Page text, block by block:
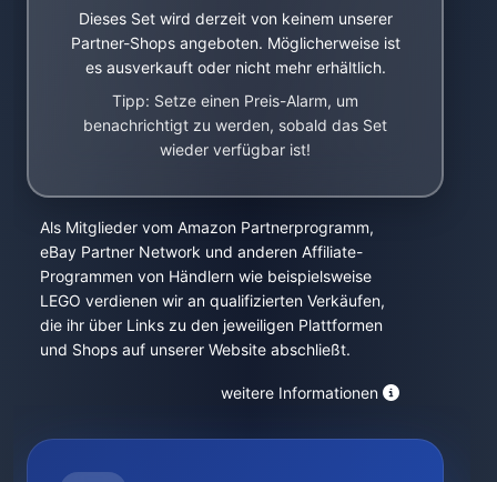
Dieses Set wird derzeit von keinem unserer
Partner-Shops angeboten. Möglicherweise ist
es ausverkauft oder nicht mehr erhältlich.
Tipp: Setze einen Preis-Alarm, um
benachrichtigt zu werden, sobald das Set
wieder verfügbar ist!
Als Mitglieder vom Amazon Partnerprogramm,
eBay Partner Network und anderen Affiliate-
Programmen von Händlern wie beispielsweise
LEGO verdienen wir an qualifizierten Verkäufen,
die ihr über Links zu den jeweiligen Plattformen
und Shops auf unserer Website abschließt.
weitere Informationen